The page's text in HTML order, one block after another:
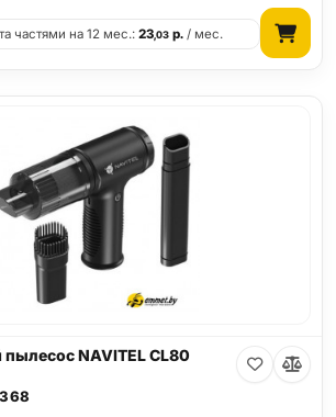
частями на 12 мес.:23,03 р. / мес.
NAVITEL CL80